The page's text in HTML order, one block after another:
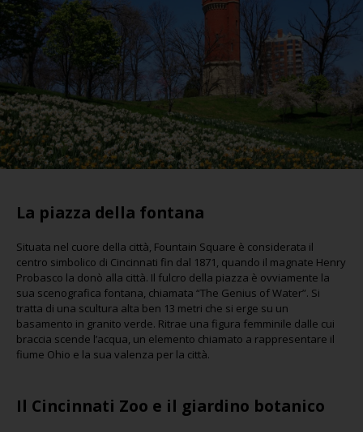
La piazza della fontana
Situata nel cuore della città, Fountain Square è considerata il
centro simbolico di Cincinnati fin dal 1871, quando il magnate Henry
Probasco la donò alla città. Il fulcro della piazza è ovviamente la
sua scenografica fontana, chiamata “The Genius of Water”. Si
tratta di una scultura alta ben 13 metri che si erge su un
basamento in granito verde. Ritrae una figura femminile dalle cui
braccia scende l’acqua, un elemento chiamato a rappresentare il
fiume Ohio e la sua valenza per la città.
Il Cincinnati Zoo e il giardino botanico